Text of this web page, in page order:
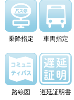
乗降指定 車両指定
路線図 遅延証明書